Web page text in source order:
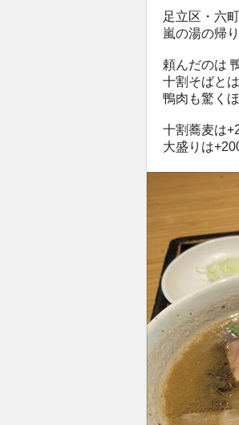
足立区・六
嵐の湯の帰
頼んだのは
十割そばと
鴨肉も驚く
十割蕎麦は
大盛りは